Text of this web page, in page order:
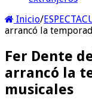
Inicio/
arrancó la
Fer Dente
arrancó la
musicales